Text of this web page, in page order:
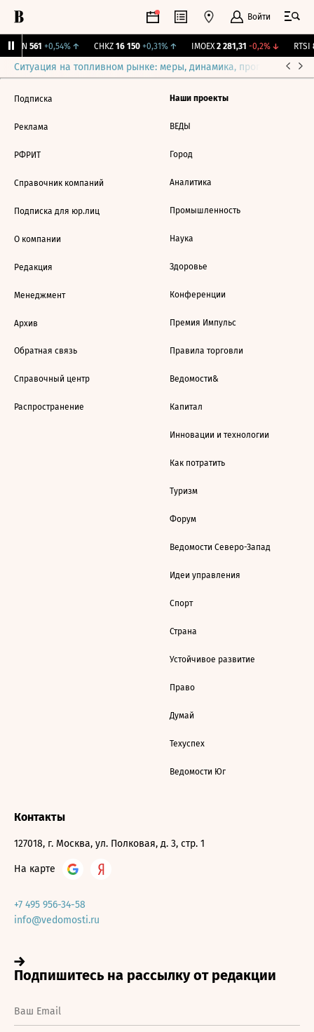
Войти
AVAN 561 +0,54%↑ CHKZ 16 150 +0,31%↑ IMOEX 2 281,31 -0,2%↓ RTSI
Ситуация на топливном рынке: меры, динамика, прогнозы
Подписка
Реклама
РФРИТ
Справочник компаний
Подписка для юр.лиц
О компании
Редакция
Менеджмент
Архив
Обратная связь
Справочный центр
Распространение
Наши проекты
ВЕДЫ
Город
Аналитика
Промышленность
Наука
Здоровье
Конференции
Премия Импульс
Правила торговли
Ведомости&
Капитал
Инновации и технологии
Как потратить
Туризм
Форум
Ведомости Северо-Запад
Идеи управления
Спорт
Страна
Устойчивое развитие
Право
Думай
Техуспех
Ведомости Юг
Контакты
127018, г. Москва, ул. Полковая, д. 3, стр. 1
На карте
+7 495 956-34-58
info@vedomosti.ru